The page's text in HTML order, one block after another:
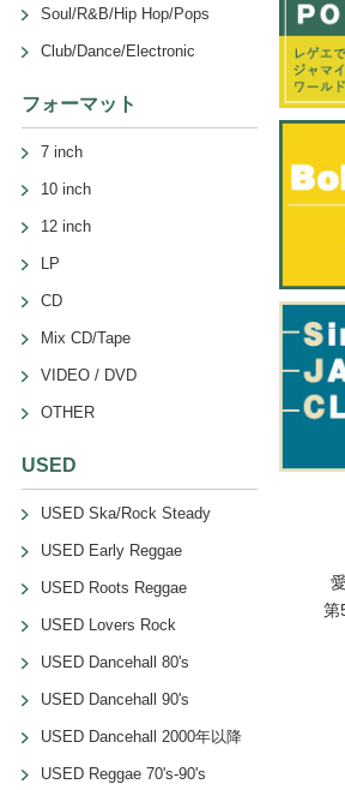
Soul/R&B/Hip Hop/Pops
Club/Dance/Electronic
フォーマット
7 inch
10 inch
12 inch
LP
CD
Mix CD/Tape
VIDEO / DVD
OTHER
USED
USED Ska/Rock Steady
USED Early Reggae
USED Roots Reggae
USED Lovers Rock
USED Dancehall 80's
USED Dancehall 90's
USED Dancehall 2000年以降
USED Reggae 70's-90's
第